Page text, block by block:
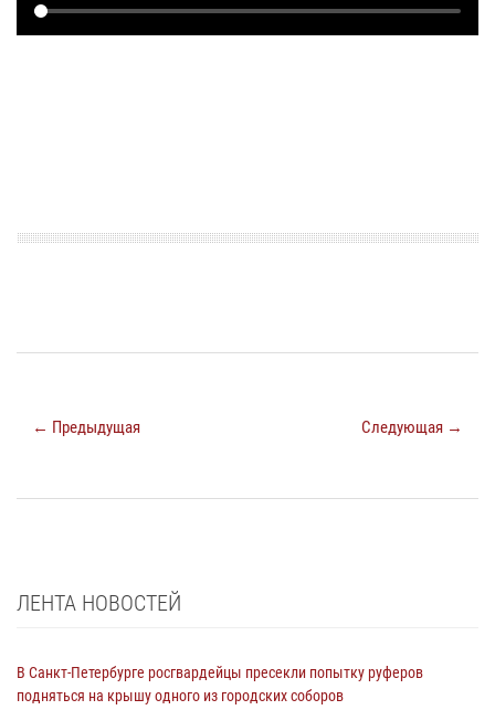
← Предыдущая Следующая →
ЛЕНТА НОВОСТЕЙ
В Санкт-Петербурге росгвардейцы пресекли попытку руферов
подняться на крышу одного из городских соборов